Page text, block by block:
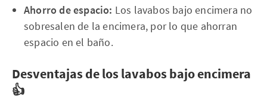
Ahorro de espacio: Los lavabos bajo encimera no
sobresalen de la encimera, por lo que ahorran
espacio en el baño.
Desventajas de los lavabos bajo encimera
👍